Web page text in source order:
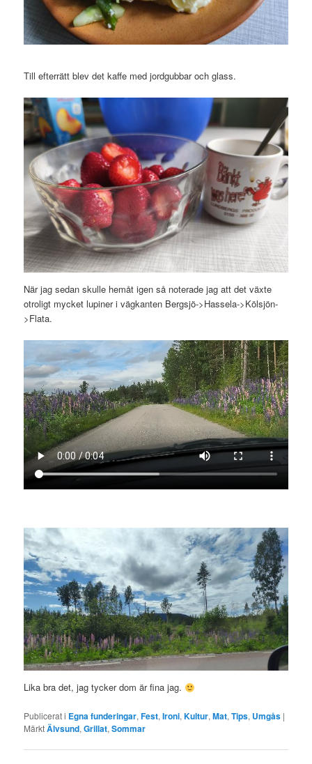
Till efterrätt blev det kaffe med jordgubbar och glass.
När jag sedan skulle hemåt igen så noterade jag att det växte
otroligt mycket lupiner i vägkanten Bergsjö->Hassela->Kölsjön-
>Flata.
Lika bra det, jag tycker dom är fina jag.
Publicerat i Egna funderingar,Fest,Ironi,Kultur,Mat,Tips, Umgås |
MärktÄlvsund,Grillat,Sommar